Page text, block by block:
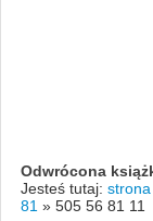
Odwrócona
Jesteś tutaj: strona
81 » 505 56 81 11